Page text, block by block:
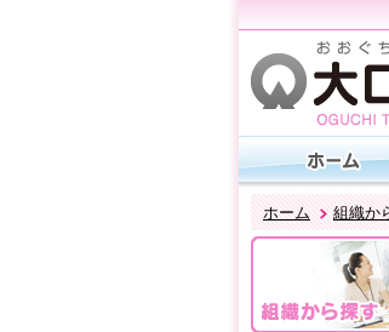
ホーム 組織か